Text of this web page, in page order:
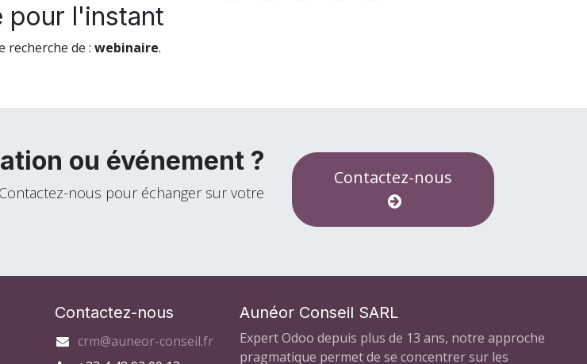
pour l'instant
de : webinaire.
ou événement ?
nous pour échanger sur votre
Contactez-nous
Contactez-nous
crm@auneor-conseil.fr
Aunéor Conseil SARL
Expert Odoo depuis plus de 13 ans, notre approche
pragmatique permet de se concentrer sur les